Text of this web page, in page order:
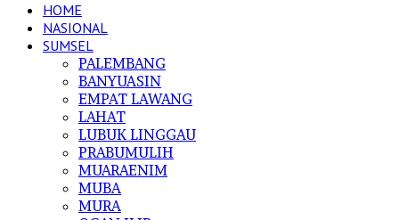
HOME
NASIONAL
SUMSEL
PALEMBANG
BANYUASIN
EMPAT LAWANG
LAHAT
LUBUK LINGGAU
PRABUMULIH
MUARAENIM
MUBA
MURA